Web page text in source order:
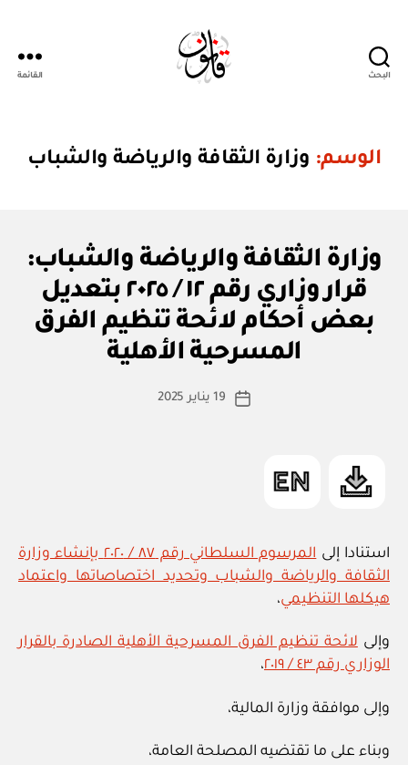
البحث القائمة
الوسم: وزارة الثقافة والرياضة والشباب
التصنيفات
وزارة الثقافة والرياضة والشباب:
قرار وزاري رقم ١٢ / ٢٠٢٥ بتعديل
بعض أحكام لائحة تنظيم الفرق
المسرحية الأهلية
كاتب
بو
ا
س
ة
تاريخ
19 يناير 2025
استنادا إلى
المرسوم السلطاني رقم ٨٧ / ٢٠٢٠ بإنشاء وزارة
الثقافة والرياضة والشباب وتحديد اختصاصاتها واعتماد
هيكلها التنظيمي،
وإلىلائحة تنظيم الفرق المسرحية الأهلية الصادرة بالقرار
الوزاري رقم ٤٣ / ٢٠١٩
،
وإلى موافقة وزارة المالية،
وبناء على ما تقتضيه المصلحة العامة،